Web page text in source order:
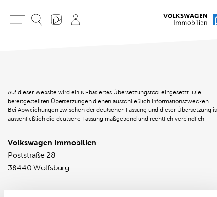
Auf dieser Website wird ein KI-basiertes Übersetzungstool eingesetzt. Die
bereitgestellten Übersetzungen dienen ausschließlich Informationszwecken.
Bei Abweichungen zwischen der deutschen Fassung und dieser Übersetzung
ausschließlich die deutsche Fassung maßgebend und rechtlich verbindlich.
Volkswagen Immobilien
Poststraße 28
38440 Wolfsburg